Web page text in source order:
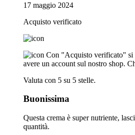
17 maggio 2024
Acquisto verificato
Con "Acquisto verificato" si
avere un account sul nostro shop.
Valuta con 5 su 5 stelle.
Buonissima
Questa crema è super nutriente,
quantità.